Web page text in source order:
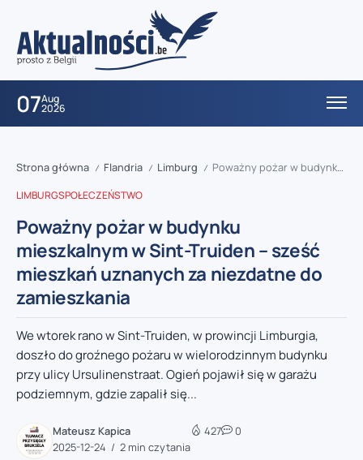
07Aug
2026
Strona główna / Flandria / Limburg / Poważny pożar w budynku mieszkalnym w Sint-Truiden – sześć mieszkań uznanych za niezdatne do zamieszkania
LIMBURGSPOŁECZEŃSTWO
Poważny pożar w budynku
mieszkalnym w Sint-Truiden – sześć
mieszkań uznanych za niezdatne do
zamieszkania
We wtorek rano w Sint-Truiden, w prowincji Limburgia,
doszło do groźnego pożaru w wielorodzinnym budynku
przy ulicy Ursulinenstraat. Ogień pojawił się w garażu
podziemnym, gdzie zapalił się...
Mateusz Kapica
2025-12-24
2 min czytania
427 0